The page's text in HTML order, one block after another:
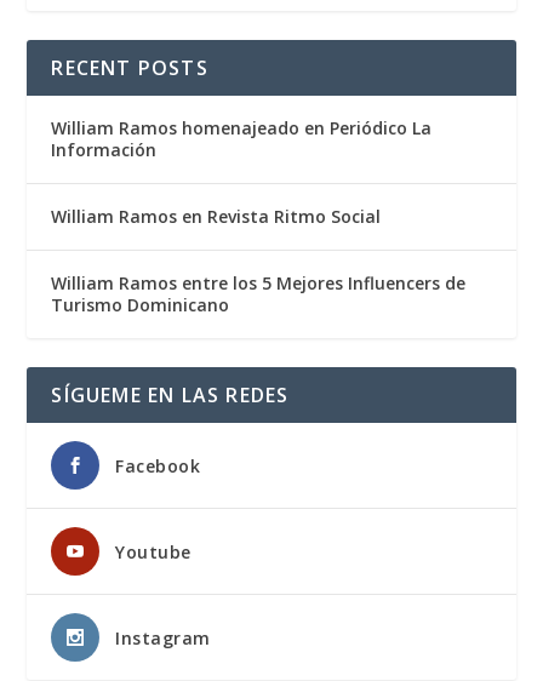
RECENT POSTS
William Ramos homenajeado en Periódico La
Información
William Ramos en Revista Ritmo Social
William Ramos entre los 5 Mejores Influencers de
Turismo Dominicano
SÍGUEME EN LAS REDES
Facebook
Youtube
Instagram